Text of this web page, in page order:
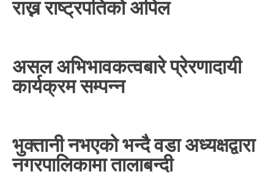
राख्न राष्ट्रपतिको अपिल
असल अभिभावकत्वबारे प्रेरणादायी
कार्यक्रम सम्पन्न
भुक्तानी नभएको भन्दै वडा अध्यक्षद्वारा
नगरपालिकामा तालाबन्दी